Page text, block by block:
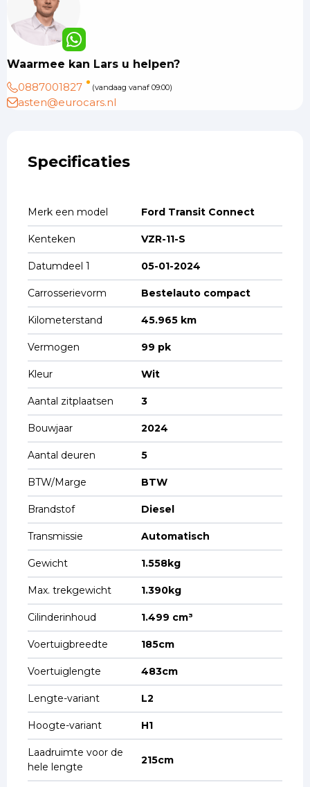
Waarmee kan Lars u helpen?
0887001827
(vandaag vanaf 09:00)
asten@eurocars.nl
Specificaties
Merk een model Ford Transit Connect
Kenteken VZR-11-S
Datumdeel 1 05-01-2024
Carrosserievorm Bestelauto compact
Kilometerstand 45.965 km
Vermogen 99 pk
Kleur Wit
Aantal zitplaatsen 3
Bouwjaar 2024
Aantal deuren 5
BTW/Marge BTW
Brandstof Diesel
Transmissie Automatisch
Gewicht 1.558kg
Max. trekgewicht 1.390kg
Cilinderinhoud 1.499 cm³
Voertuigbreedte 185cm
Voertuiglengte 483cm
Lengte-variant L2
Hoogte-variant H1
Laadruimte voor de
hele lengte
215cm